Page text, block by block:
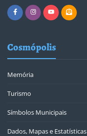
Cosmópolis
Memória
Turismo
Símbolos Municipais
Dados, Mapas e Estatísticas